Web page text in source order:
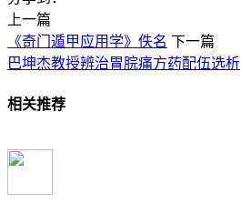
上一篇
《奇门遁甲应用学》佚名 下一篇
巴坤杰教授辨治胃脘痛方药配伍选析
相关推荐